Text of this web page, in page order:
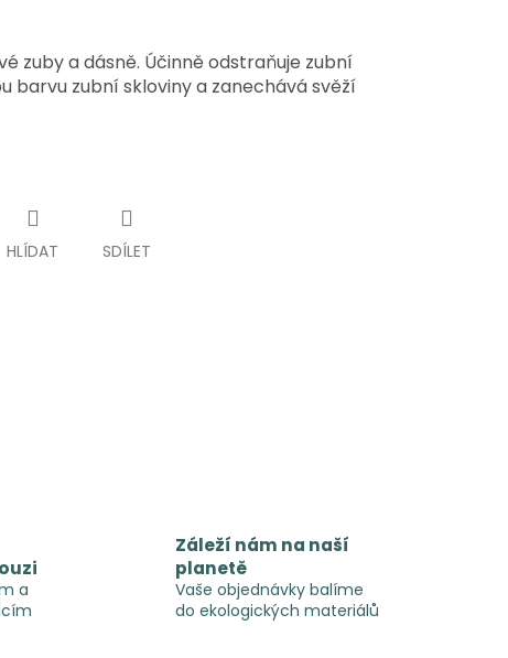
zuby a dásně. Účinně odstraňuje zubní
barvu zubní skloviny a zanechává svěží
HLÍDAT SDÍLET
a
Záleží nám na naší
planetě
Vaše objednávky balíme
do ekologických materiálů